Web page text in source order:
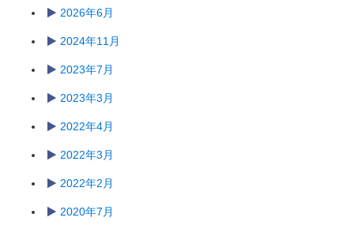
2026年6月
2024年11月
2023年7月
2023年3月
2022年4月
2022年3月
2022年2月
2020年7月